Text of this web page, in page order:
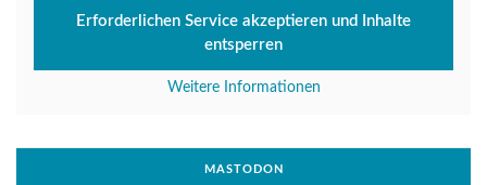
Erforderlichen Service akzeptieren und Inhalte
entsperren
Weitere Informationen
MASTODON